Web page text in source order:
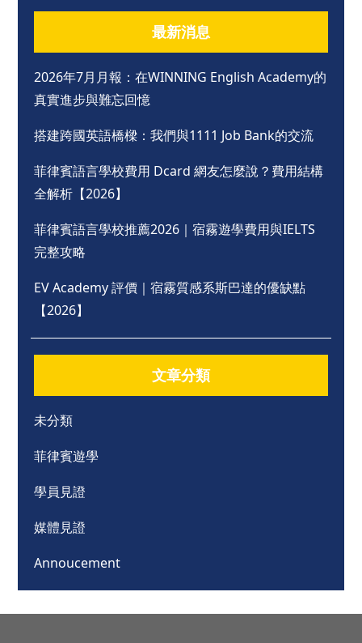
最新消息
2026年7月月報：在WINNING English Academy的
真實進步與難忘回憶
搭建跨國英語橋樑：我們與1111 Job Bank的交流
菲律賓語言學校費用 Dcard 網友怎麼說？費用結構
全解析【2026】
菲律賓語言學校推薦2026｜宿霧遊學費用與IELTS
完整攻略
EV Academy 評價｜宿霧質感系斯巴達的優缺點
【2026】
文章分類
未分類
菲律賓遊學
學員見證
媒體見證
Annoucement